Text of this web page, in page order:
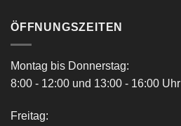
ÖFFNUNGSZEITEN
Montag bis Donnerstag:
8:00 - 12:00 und 13:00 - 16:00 Uhr
Freitag: